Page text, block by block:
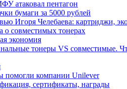
атаковал пентагон
бумаги за 5000 рублей
Игоря Челебаева: картриджи,
о совместимых тонерах
экономия
тонеры VS совместимые.
помогли компании Unilever
сертификаты, награды